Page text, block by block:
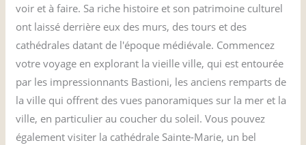
voir et à faire. Sa riche histoire et son patrimoine culturel
ont laissé derrière eux des murs, des tours et des
cathédrales datant de l'époque médiévale. Commencez
votre voyage en explorant la vieille ville, qui est entourée
par les impressionnants Bastioni, les anciens remparts de
la ville qui offrent des vues panoramiques sur la mer et la
ville, en particulier au coucher du soleil. Vous pouvez
également visiter la cathédrale Sainte-Marie, un bel